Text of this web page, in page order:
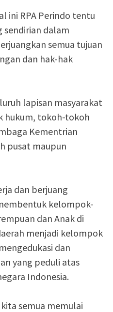
ini RPA Perindo tentu
sendirian dalam
semua tujuan
dan hak-hak
lapisan masyarakat
hukum, tokoh-tokoh
Kementrian
pusat maupun
dan berjuang
kelompok-
dan Anak di
menjadi kelompok
dan
yang peduli atas
Indonesia.
semua memulai